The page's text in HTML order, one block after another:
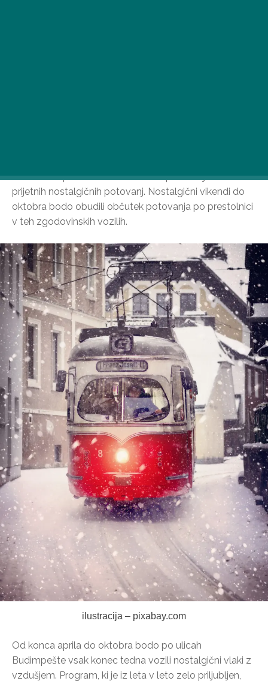
Od konca aprila se vikendi v Budimpešti vrtijo okoli
prijetnih nostalgičnih potovanj. Nostalgični vikendi do
oktobra bodo obudili občutek potovanja po prestolnici
v teh zgodovinskih vozilih.
ilustracija – pixabay.com
Od konca aprila do oktobra bodo po ulicah
Budimpešte vsak konec tedna vozili nostalgični vlaki z
vzdušjem. Program, ki je iz leta v leto zelo priljubljen,